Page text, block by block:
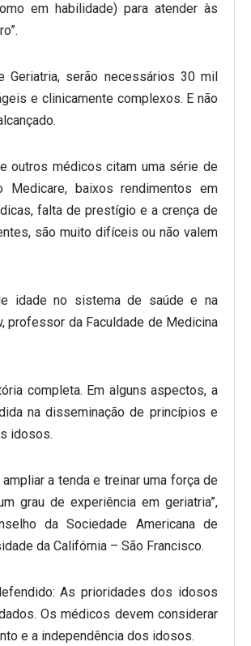
em habilidade) para atender às
Geriatria, serão necessários 30 mil
e clinicamente complexos. E não
outros médicos citam uma série de
baixos rendimentos em
falta de prestígio e a crença de
são muito difíceis ou não valem
idade no sistema de saúde e na
professor da Faculdade de Medicina
completa. Em alguns aspectos, a
na disseminação de princípios e
idosos.
a tenda e treinar uma força de
grau de experiência em geriatria”,
da Sociedade Americana de
da Califórnia – São Francisco.
As prioridades dos idosos
Os médicos devem considerar
e a independência dos idosos.